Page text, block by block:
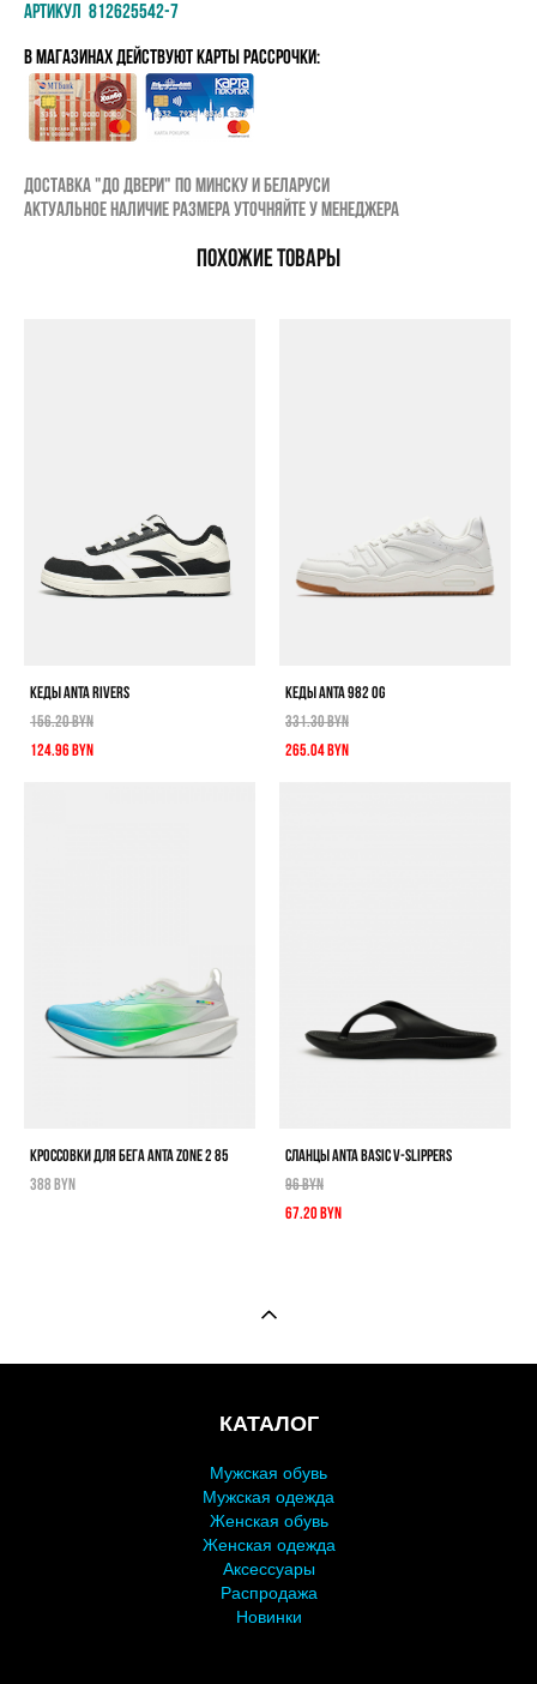
Артикул 812625542-7
в магазинах Действуют карты рассрочки:
Доставка "до двери" по Минску и Беларуси
Актуальное наличие размера уточняйте у менеджера
ПОХОЖИЕ ТОВАРЫ
КЕДЫ ANTA RIVERS
156.20 BYN
124.96 BYN
КЕДЫ ANTA 982 OG
331.30 BYN
265.04 BYN
КРОССОВКИ ДЛЯ БЕГА ANTA ZONE 2 85
388 BYN
СЛАНЦЫ ANTA BASIC V-SLIPPERS
96 BYN
67.20 BYN
КАТАЛОГ
Мужская обувь
Мужская одежда
Женская обувь
Женская одежда
Аксессуары
Распродажа
Новинки